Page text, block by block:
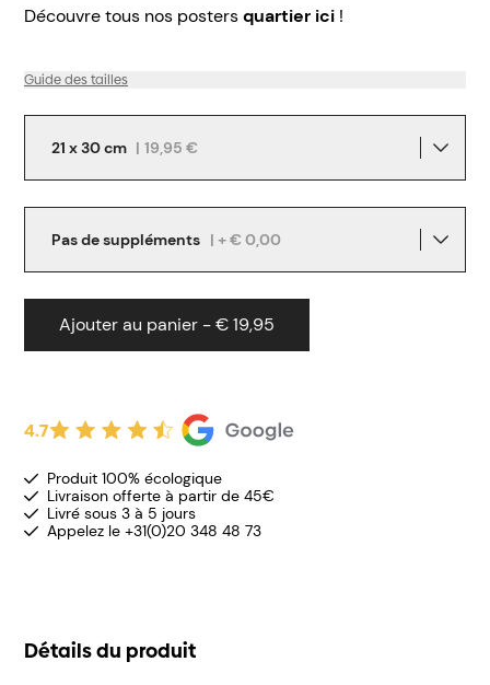
Découvre tous nos postersquartier ici !
Guide des tailles
21 x 30 cm | 19,95 €
Pas de suppléments | + € 0,00
Ajouter au panier - € 19,95
4.7
Produit 100% écologique
Livraison offerte à partir de 45€
Livré sous 3 à 5 jours
Appelez le +31(0)20 348 48 73
Détails du produit